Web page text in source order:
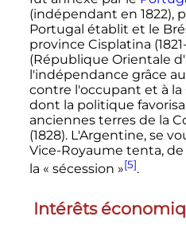
(indépendant en 1822),
Portugal établit et le
province Cisplatina
(République Orientale
l'indépendance grâce
contre l'occupant et à la
dont la politique
anciennes terres de la
(1828). L'Argentine, se
Vice-Royaume tenta,
la « sécession »[5].
Intérêts